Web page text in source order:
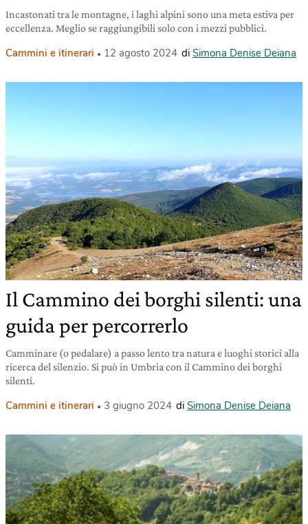
Incastonati tra le montagne, i laghi alpini sono una meta estiva per
eccellenza. Meglio se raggiungibili solo con i mezzi pubblici.
Cammini e itinerari 12 agosto 2024 di Simona Denise Deiana
Il Cammino dei borghi silenti: una
guida per percorrerlo
Camminare (o pedalare) a passo lento tra natura e luoghi storici alla
ricerca del silenzio. Si può in Umbria con il Cammino dei borghi
silenti.
Cammini e itinerari 3 giugno 2024 di Simona Denise Deiana